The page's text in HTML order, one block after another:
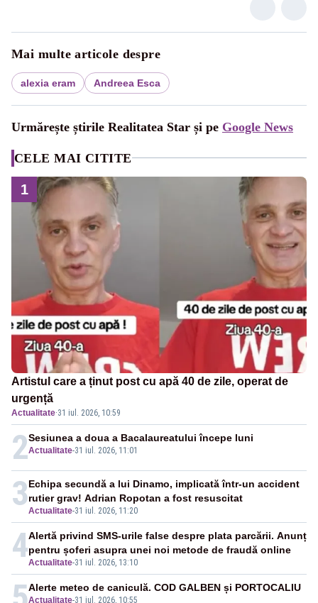
Mai multe articole despre
alexia eram Andreea Esca
Urmărește știrile Realitatea Star și pe Google News
CELE MAI CITITE
1
Artistul care a ținut post cu apă 40 de zile, operat de
urgență
Actualitate·31 iul. 2026, 10:59
2Actualitate-31 iul. 2026, 11:01
Sesiunea a doua a Bacalaureatului începe luni
3Actualitate-31 iul. 2026, 11:20
Echipa secundă a lui Dinamo, implicată într-un accident
rutier grav! Adrian Ropotan a fost resuscitat
4Actualitate-31 iul. 2026, 13:10
Alertă privind SMS-urile false despre plata parcării. Anunț
pentru șoferi asupra unei noi metode de fraudă online
Actualitate-31 iul. 2026, 10:55
Alerte meteo de caniculă. COD GALBEN și PORTOCALIU